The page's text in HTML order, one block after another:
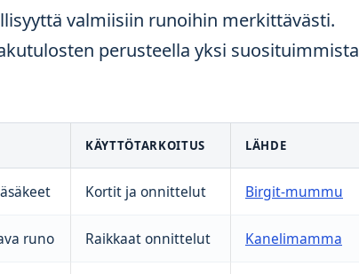
valmiisiin runoihin merkittävästi.
perusteella yksi suosituimmista
KÄYTTÖTARKOITUS LÄHDE
Kortit ja onnittelut Birgit-mummu
runo Raikkaat onnittelut Kanelimamma